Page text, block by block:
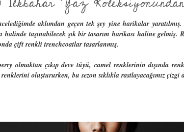
aklımdan geçen tek şey yine harikalar
taşınabilecek şık bir tasarım harikası haline gelmiş.
çift renkli trenchcoatlar tasarlanmış.
olmaktan çıkıp deve tüyü, camel renklerinin dışında
oluştururken, bu sezon sıklıkla rastlayacağımız çizgi